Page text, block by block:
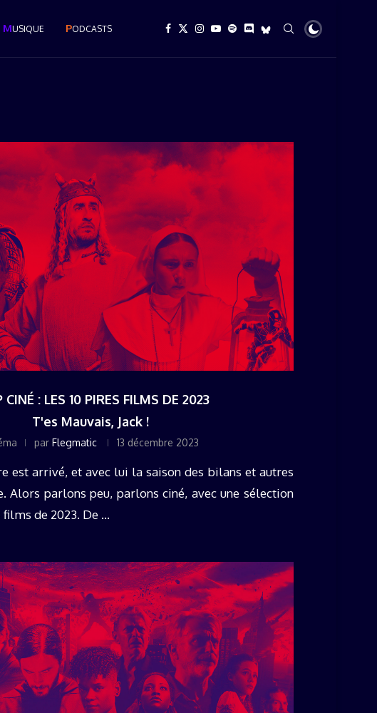
MUSIQUE PODCASTS
CINÉ : LES 10 PIRES FILMS DE 2023
T'es Mauvais, Jack !
par Flegmatic 13 décembre 2023
est arrivé, et avec lui la saison des bilans et autres
Alors parlons peu, parlons ciné, avec une sélection
de 2023. De ...